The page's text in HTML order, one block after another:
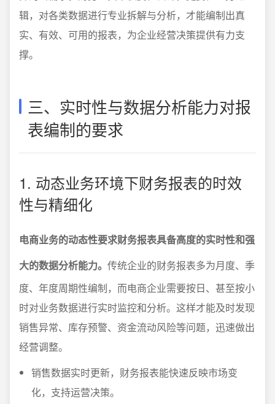
辑，对各类数据进行专业拆解与分析，才能编制出真
实、有效、可用的报表，为企业经营决策提供有力支
撑。
三、实时性与数据分析能力对报
表编制的要求
1. 动态业务环境下财务报表的时效
性与精细化
电商业务的动态性要求财务报表具备高度的实时性和强
大的数据分析能力。 传统企业的财务报表多为月度、季
度、年度周期性编制，而电商企业需要按日、甚至按小
时对业务数据进行实时监控和分析。这样才能及时发现
销售异常、库存预警、资金流动风险等问题，迅速做出
经营调整。
销售数据实时更新，财务报表能快速反映市场变
化，支持运营决策。